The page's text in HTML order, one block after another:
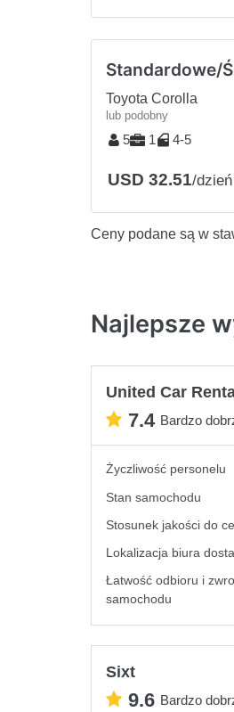
Standardowe/
Toyota Corolla
lub podobny
5 1 4-5
USD 32.51/dzień
Ceny podane są w
Najlepsze
United Car
7.4 Bardzo
Życzliwość personelu
Stan samochodu
Stosunek jakości do
Lokalizacja biura
Łatwość odbioru i
samochodu
Sixt
9.6 Bardzo